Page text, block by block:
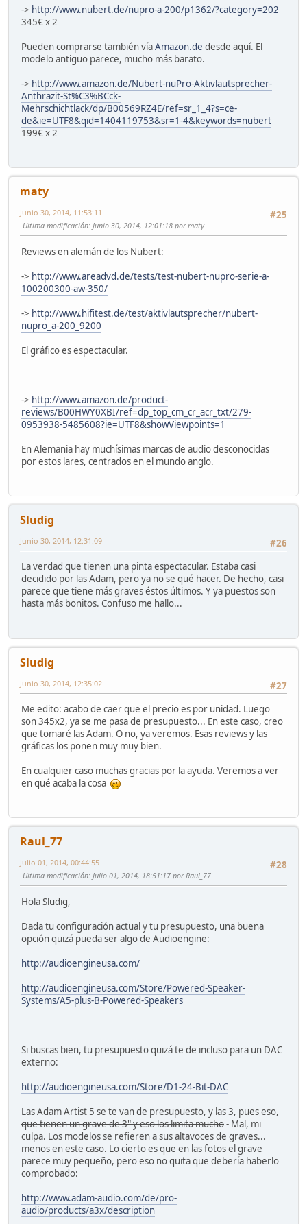
-> http://www.nubert.de/nupro-a-200/p1362/?category=202
345€ x 2
Pueden comprarse también víaAmazon.de desde aquí. El
modelo antiguo parece, mucho más barato.
-> http://www.amazon.de/Nubert-nuPro-Aktivlautsprecher-
Anthrazit-St%C3%BCck-
Mehrschichtlack/dp/B00569RZ4E/ref=sr_1_4?s=ce-
de&ie=UTF8&qid=1404119753&sr=1-4&keywords=nubert
199€ x 2
maty
#25
Junio 30, 2014, 11:53:11
Ultima modificación: Junio 30, 2014, 12:01:18 por maty
Reviews en alemán de los Nubert:
-> http://www.areadvd.de/tests/test-nubert-nupro-serie-a-
100200300-aw-350/
-> http://www.hifitest.de/test/aktivlautsprecher/nubert-
nupro_a-200_9200
El gráfico es espectacular.
-> http://www.amazon.de/product-
reviews/B00HWY0XBI/ref=dp_top_cm_cr_acr_txt/279-
0953938-5485608?ie=UTF8&showViewpoints=1
En Alemania hay muchísimas marcas de audio desconocidas
por estos lares, centrados en el mundo anglo.
Sludig
#26
Junio 30, 2014, 12:31:09
La verdad que tienen una pinta espectacular. Estaba casi
decidido por las Adam, pero ya no se qué hacer. De hecho, casi
parece que tiene más graves éstos últimos. Y ya puestos son
hasta más bonitos. Confuso me hallo...
Sludig
#27
Junio 30, 2014, 12:35:02
Me edito: acabo de caer que el precio es por unidad. Luego
son 345x2, ya se me pasa de presupuesto... En este caso, creo
que tomaré las Adam. O no, ya veremos. Esas reviews y las
gráficas los ponen muy muy bien.
En cualquier caso muchas gracias por la ayuda. Veremos a ver
en qué acaba la cosa
Raul_77
#28
Julio 01, 2014, 00:44:55
Ultima modificación: Julio 01, 2014, 18:51:17 por Raul_77
Hola Sludig,
Dada tu configuración actual y tu presupuesto, una buena
opción quizá pueda ser algo de Audioengine:
http://audioengineusa.com/
http://audioengineusa.com/Store/Powered-Speaker-
Systems/A5-plus-B-Powered-Speakers
Si buscas bien, tu presupuesto quizá te de incluso para un DAC
externo:
http://audioengineusa.com/Store/D1-24-Bit-DAC
Las Adam Artist 5 se te van de presupuesto, y las 3, pues eso,
que tienen un grave de 3" y eso los limita mucho- Mal, mi
culpa. Los modelos se refieren a sus altavoces de graves...
menos en este caso. Lo cierto es que en las fotos el grave
parece muy pequeño, pero eso no quita que debería haberlo
comprobado:
http://www.adam-audio.com/de/pro-
audio/products/a3x/description